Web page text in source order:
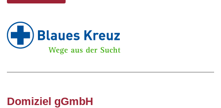
Domiziel gGmbH